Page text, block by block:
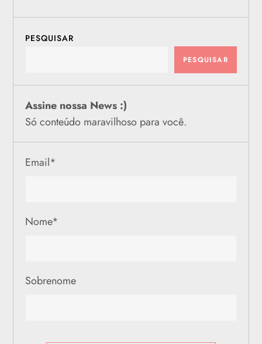
PESQUISAR
PESQUISAR
Assine nossa News :)
Só conteúdo maravilhoso para você.
Email*
Nome*
Sobrenome